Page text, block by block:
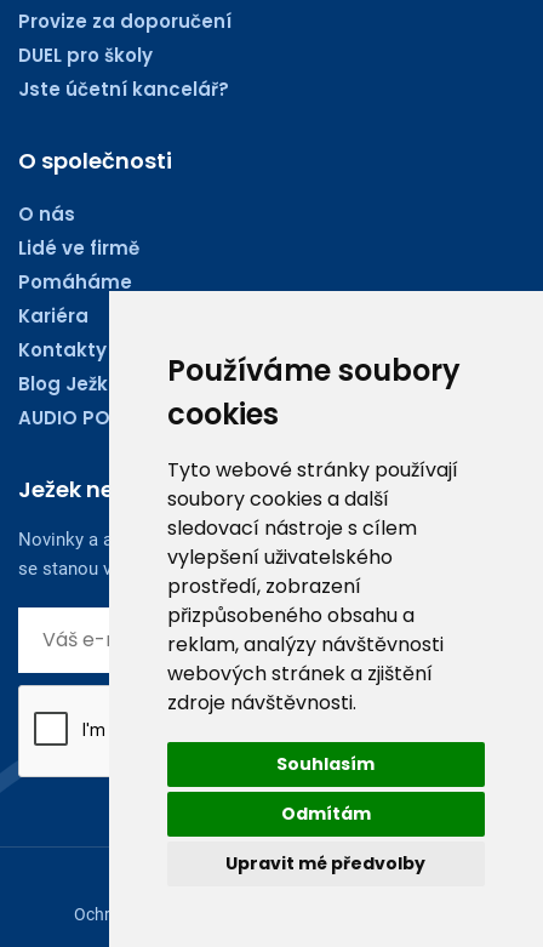
Používáme soubory
cookies
Tyto webové stránky používají
soubory cookies a další
sledovací nástroje s cílem
vylepšení uživatelského
prostředí, zobrazení
přizpůsobeného obsahu a
reklam, analýzy návštěvnosti
webových stránek a zjištění
zdroje návštěvnosti.
Souhlasím
Odmítám
Upravit mé předvolby
Provize za doporučení
DUEL pro školy
Jste účetní kancelář?
O společnosti
O nás
Lidé ve firmě
Pomáháme
Kariéra
Kontakty
Blog Ježkoviny
AUDIO PODCASTY
Ježek newsletter
Novinky a aktuality z oboru účetnictví, obchodu či legislativy
se stanou vaším dobrým rádcem.
Ochrana osobních údajů